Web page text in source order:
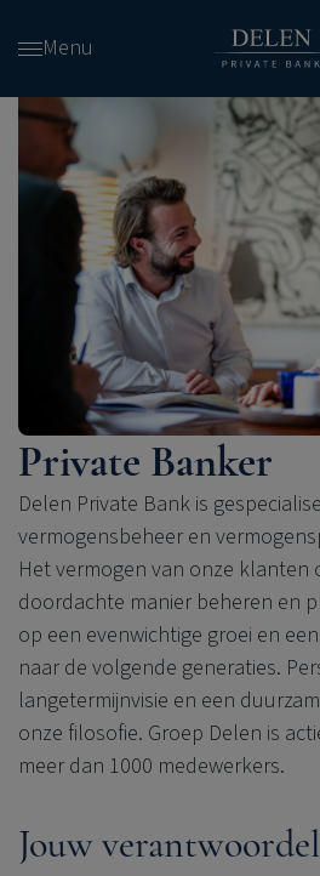
en
de
gaan
Menu
Private Banker
Delen Private Bank is
vermogensbeheer en
Het vermogen van onze klanten
doordachte manier beheren en
op een evenwichtige groei en
naar de volgende generaties.
langetermijnvisie en een
onze filosofie. Groep Delen is
meer dan 1000 medewerkers.
Jouw